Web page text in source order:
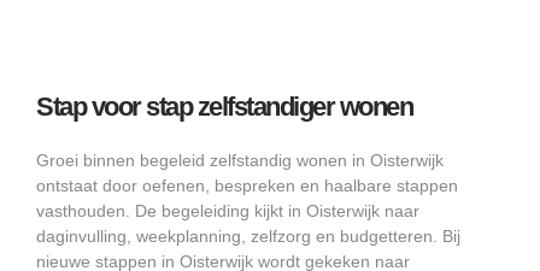
Stap voor stap zelfstandiger wonen
Groei binnen begeleid zelfstandig wonen in Oisterwijk
ontstaat door oefenen, bespreken en haalbare stappen
vasthouden. De begeleiding kijkt in Oisterwijk naar
daginvulling, weekplanning, zelfzorg en budgetteren. Bij
nieuwe stappen in Oisterwijk wordt gekeken naar